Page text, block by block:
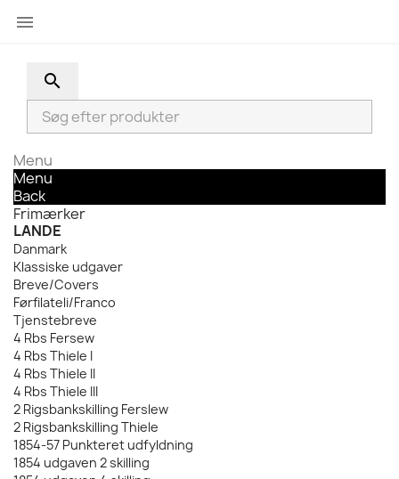

search
Menu
Menu
Back
Frimærker
LANDE
Danmark
Klassiske udgaver
Breve/Covers
Førfilateli/Franco
Tjenstebreve
4 Rbs Fersew
4 Rbs Thiele I
4 Rbs Thiele II
4 Rbs Thiele III
2 Rigsbankskilling Ferslew
2 Rigsbankskilling Thiele
1854-57 Punkteret udfyldning
1854 udgaven 2 skilling